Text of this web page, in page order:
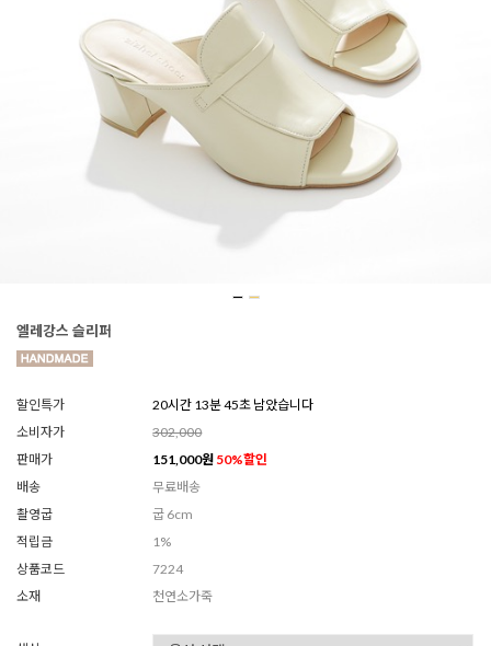
엘레강스 슬리퍼
할인특가
20시간 13분 43초 남았습니다
소비자가
302,000
판매가
151,000원 50%할인
배송
무료배송
촬영굽
굽 6cm
적립금
1%
상품코드
7224
소재
천연소가죽